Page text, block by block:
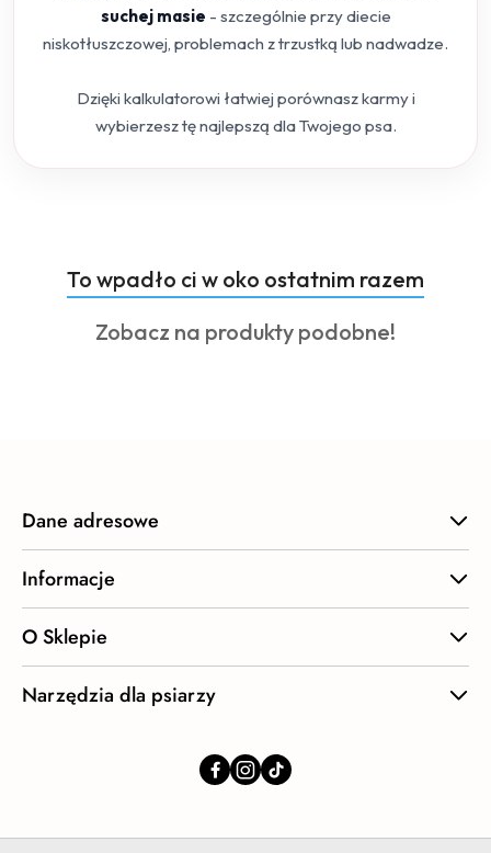
suchej masie - szczególnie przy diecie
niskotłuszczowej, problemach z trzustką lub nadwadze.
Dzięki kalkulatorowi łatwiej porównasz karmy i
wybierzesz tę najlepszą dla Twojego psa.
Pomiń karuzelę produktów
Produkty
o
statusie:
To wpadło ci w oko ostatnim razem
Produkty
Zobacz na produkty podobne!
Dane adresowe
Informacje
O Sklepie
Narzędzia dla psiarzy